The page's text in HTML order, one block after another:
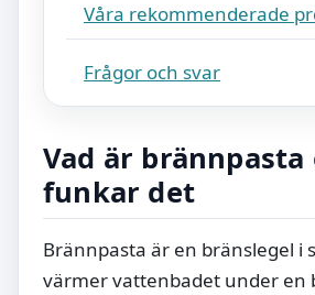
Våra rekommenderade
Frågor och svar
Vad är
funkar det
Brännpasta är en bränslegel i
värmer vattenbadet under en